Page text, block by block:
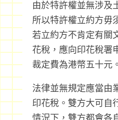
由於特許權並無涉及
所以特許權立約方毋
若立約方不肯定有關
花稅，應向印花稅署
裁定費為港幣五十元。
法律並無規定應當由
印花稅。雙方大可自
情況下，雙方都會各